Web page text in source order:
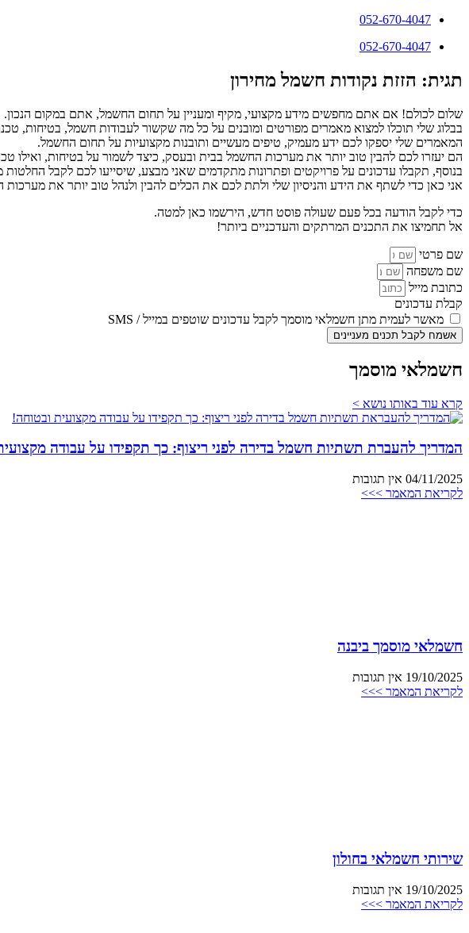
052-670-4047
052-670-4047
תגית: הזזת נקודות חשמל מחירון
שלום לכולם! אם אתם מחפשים מידע מקצועי, מקיף ומעניין על תחום החשמל, אתם במקום הנכון.
בבלוג שלי תוכלו למצוא מאמרים מפורטים ומובנים על כל מה שקשור לעבודות חשמל, בטיחות,
המאמרים שלי יספקו לכם ידע מעמיק, טיפים מעשיים ותובנות מקצועיות על תחום החשמל.
הם יעזרו לכם להבין טוב יותר את מערכות החשמל בבית ובעסק, כיצד לשמור על בטיחות, ואילו
בנוסף, תקבלו עדכונים על פרויקטים ופתרונות מתקדמים שאני מבצע, שיסייעו לכם לקבל החלטות
אני כאן כדי לשתף את הידע והניסיון שלי ולתת לכם את הכלים להבין ולנהל טוב יותר את
כדי לקבל הודעה בכל פעם שעולה פוסט חדש, הירשמו כאן למטה.
אל תחמיצו את התכנים המרתקים והעדכניים ביותר!
שם פרטי
שם משפחה
כתובת מייל
קבלת עדכונים
מאשר לעמית מתן חשמלאי מוסמך לקבל עדכונים שוטפים במייל / SMS
אשמח לקבל תכנים מעניינים
חשמלאי מוסמך
קרא עוד באותו נושא >
המדריך להעברת תשתיות חשמל בדירה לפני ריצוף: כך תקפידו על עבודה
04/11/2025 אין תגובות
לקריאת המאמר >>>
חשמלאי מוסמך ביבנה
19/10/2025 אין תגובות
לקריאת המאמר >>>
שירותי חשמלאי בחולון
19/10/2025 אין תגובות
לקריאת המאמר >>>